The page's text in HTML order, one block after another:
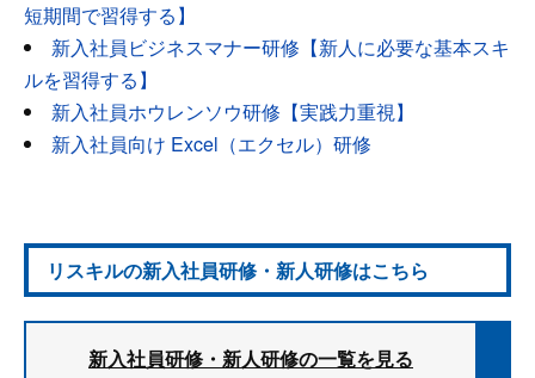
短期間で習得する】
新入社員ビジネスマナー研修【新人に必要な基本スキ
ルを習得する】
新入社員ホウレンソウ研修【実践力重視】
新入社員向け Excel（エクセル）研修
リスキルの新入社員研修・新人研修はこちら
新入社員研修・新人研修の一覧を見る